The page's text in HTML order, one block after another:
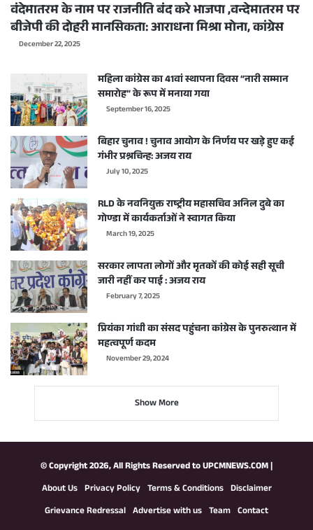
वंदेमातरम के नाम पर राजनीति बंद करे भाजपा ,वन्देमातरम पर
बीजेपी की दोहरी मानसिकता: आराधना मिश्रा मोना, कांग्रेस
December 22, 2025
महिला कांग्रेस का 41वां स्थापना दिवस “नारी सम्मान
समारोह” के रूप में मनाया गया
September 16, 2025
बिहार चुनाव ! चुनाव आयोग के निर्णय पर खड़े हुए कई
गंभीर प्रश्नचिन्ह: अजय राय
July 10, 2025
RLD के नवनियुक्त राष्ट्रीय महासचिव अनिल दुबे का
गोण्डा में कार्यकर्ताओं ने स्वागत किया
March 19, 2025
सरकार लापता लोगों और मृतकों की कोई सही सूची
जारी नहीं कर पाई : अजय राय
February 7, 2025
प्रियंका गांधी का संसद पहुंचना कांग्रेस के पुनरुत्थान में
महत्वपूर्ण कदम
November 29, 2024
Show More
© Copyright 2026, All Rights Reserved toUPCMNEWS.COM|
About Us Privacy Policy Terms & Conditions Disclaimer
Grievance Redressal Advertise with us Team Contact